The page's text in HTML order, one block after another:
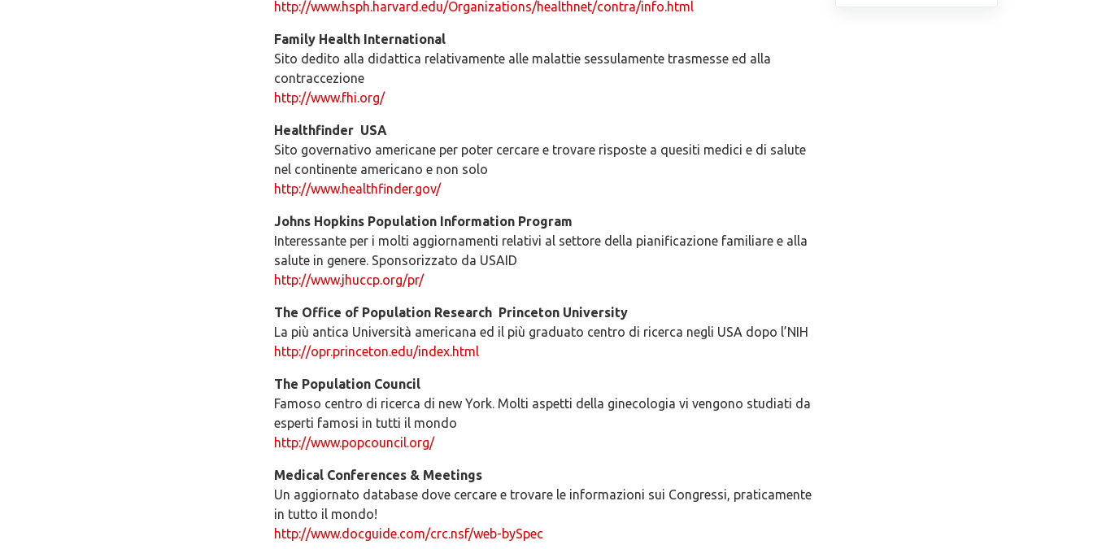
http://www.hsph.harvard.edu/Organizations/healthnet/contra/info.html
Family Health International
Sito dedito alla didattica relativamente alle malattie sessulamente trasmesse ed alla
contraccezione
http://www.fhi.org/
Healthfinder ­ USA
Sito governativo americane per poter cercare e trovare risposte a quesiti medici e di salute
nel continente americano e non solo
http://www.healthfinder.gov/
Johns Hopkins Population Information Program
Interessante per i molti aggiornamenti relativi al settore della pianificazione familiare e alla
salute in genere. Sponsorizzato da USAID
http://www.jhuccp.org/pr/
The Office of Population Research ­ Princeton University
La più antica Università americana ed il più graduato centro di ricerca negli USA dopo l’NIH
http://opr.princeton.edu/index.html
The Population Council
Famoso centro di ricerca di new York. Molti aspetti della ginecologia vi vengono studiati da
esperti famosi in tutti il mondo
http://www.popcouncil.org/
Medical Conferences & Meetings
Un aggiornato database dove cercare e trovare le informazioni sui Congressi, praticamente
in tutto il mondo!
http://www.docguide.com/crc.nsf/web-bySpec